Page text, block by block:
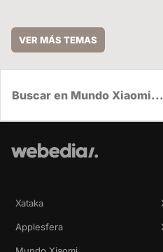
VER MÁS TEMAS
Xataka
Applesfera